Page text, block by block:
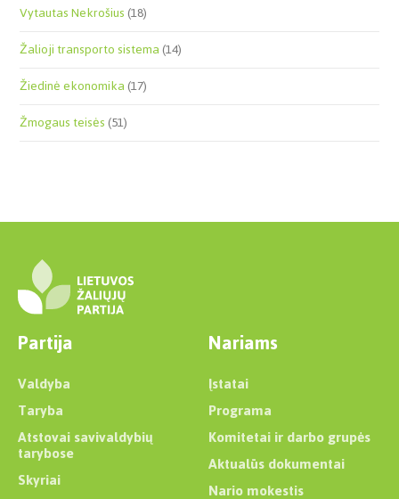
Vytautas Nekrošius(18)
Žalioji transporto sistema(14)
Žiedinė ekonomika(17)
Žmogaus teisės(51)
Partija
Valdyba
Taryba
Atstovai savivaldybių
tarybose
Skyriai
Nariams
Įstatai
Programa
Komitetai ir darbo grupės
Aktualūs dokumentai
Nario mokestis